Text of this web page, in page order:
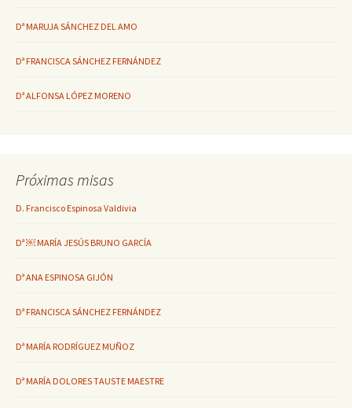
Dª MARUJA SÁNCHEZ DEL AMO
Dª FRANCISCA SÁNCHEZ FERNÁNDEZ
Dª ALFONSA LÓPEZ MORENO
Próximas misas
D. Francisco Espinosa Valdivia
Dª ￼ MARÍA JESÚS BRUNO GARCÍA
Dª ANA ESPINOSA GIJÓN
Dª FRANCISCA SÁNCHEZ FERNÁNDEZ
Dª MARÍA RODRÍGUEZ MUÑOZ
Dª MARÍA DOLORES TAUSTE MAESTRE